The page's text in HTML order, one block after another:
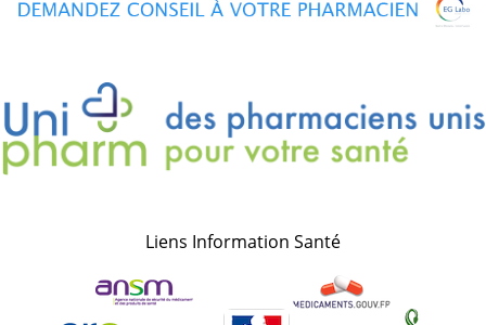
Liens Information Santé